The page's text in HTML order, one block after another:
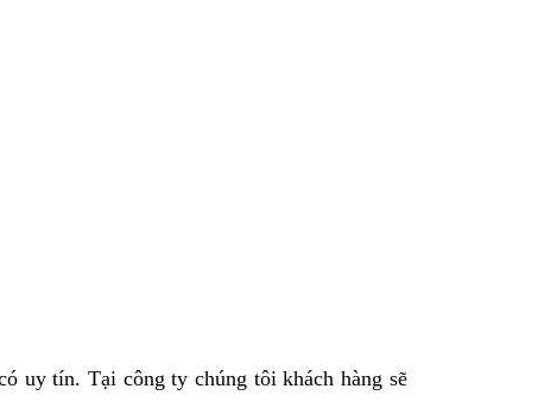
uy tín. Tại công ty chúng tôi khách hàng sẽ